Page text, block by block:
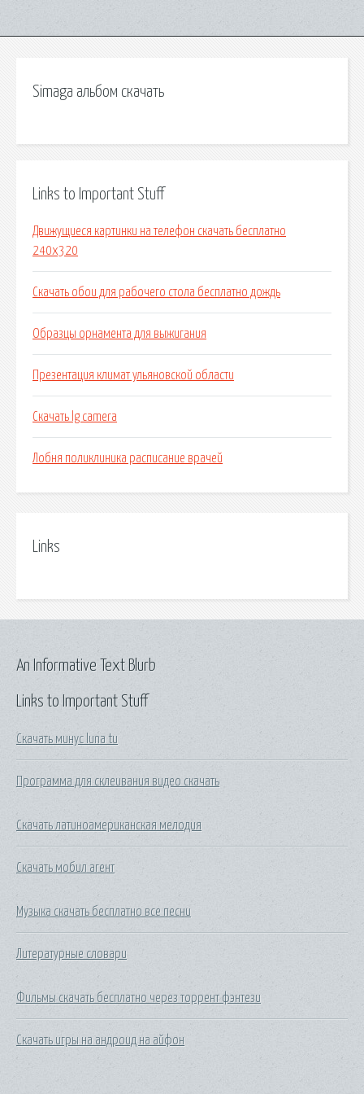
Simaga альбом скачать
Links to Important Stuff
Движущиеся картинки на телефон скачать бесплатно
240х320
Скачать обои для рабочего стола бесплатно дождь
Образцы орнамента для выжигания
Презентация климат ульяновской области
Скачать lg camera
Лобня поликлиника расписание врачей
Links
Links to Important Stuff
Скачать минус luna tu
Программа для склеивания видео скачать
Скачать латиноамериканская мелодия
Скачать мобил агент
Музыка скачать бесплатно все песни
Литературные словари
Фильмы скачать бесплатно через торрент фэнтези
Скачать игры на андроид на айфон
An Informative Text Blurb